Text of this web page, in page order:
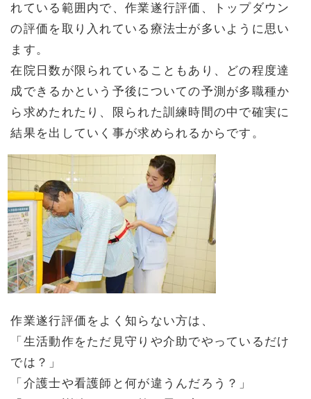
れている範囲内で、作業遂行評価、トップダウン
の評価を取り入れている療法士が多いように思い
ます。
在院日数が限られていることもあり、どの程度達
成できるかという予後についての予測が多職種か
ら求めたれたり、限られた訓練時間の中で確実に
結果を出していく事が求められるからです。
作業遂行評価をよく知らない方は、
「生活動作をただ見守りや介助でやっているだけ
では？」
「介護士や看護師と何が違うんだろう？」